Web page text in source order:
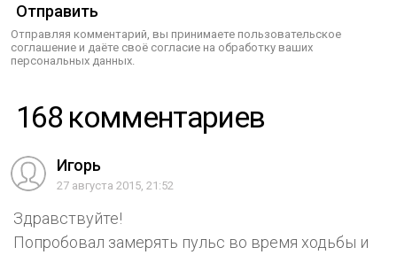
Отправить
Отправляя комментарий, вы принимаете пользовательское
соглашение и даёте своё согласие на обработку ваших
персональных данных.
168 комментариев
Игорь
27 августа 2015, 21:52
Здравствуйте!
Попробовал замерять пульс во время ходьбы и